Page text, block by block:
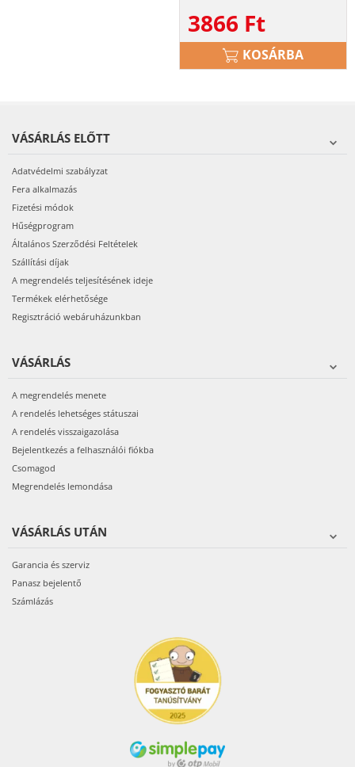
3866 Ft
KOSÁRBA
VÁSÁRLÁS ELŐTT
Adatvédelmi szabályzat
Fera alkalmazás
Fizetési módok
Hűségprogram
Általános Szerződési Feltételek
Szállítási díjak
A megrendelés teljesítésének ideje
Termékek elérhetősége
Regisztráció webáruházunkban
VÁSÁRLÁS
A megrendelés menete
A rendelés lehetséges státuszai
A rendelés visszaigazolása
Bejelentkezés a felhasználói fiókba
Csomagod
Megrendelés lemondása
VÁSÁRLÁS UTÁN
Garancia és szerviz
Panasz bejelentő
Számlázás